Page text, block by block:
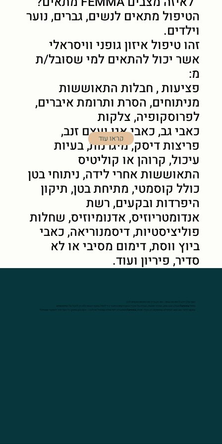
הטיפול מתאים לנשים, גברים, נוער
וילדים.
זהו טיפול איזון גופני וויסראלי
אשר יכול להתאים למי שסובל/ת
מ:
פציעות , חבלות התאוששות
מניתוחים, הסרת ותרומת איברים,
לפרוסקופיה, צלקות
כאבי גב, כאבי אגן ועצם זנב,
פריצות דיסק, מיגרנות, בעיות
עיכול, קרוהן או קוליטיס
התאוששות אחרי לידה, ניתוחי בטן
כולל קוסמטי, מתיחת בטן, תיקון
היפרדות ובקעים, רשת
אנדומטריוזיס, אדנומיוזיס, שחלות
פוליציסטיות, דיסמנוריאה, כאבי
ביוץ ווסת, דימום מסיבי או לא
סדיר, פיריון ועוד.
קראו עוד
הגוף שלך יודע לרפא את עצמו – הוא רק צריך את התנאים הנכונים לכך.
טיפולFemma משלב מגע עמוק, שחרור פאשיה, עבודה על איברי הבטן ורקמות החיבור כדי לטפל במקור הבעיה ולא רק להקל על הסימפטומים.
במקום לחזור שוב ושוב לטיפולים שמספקים רק הקלה זמנית,Femma מאפשרת ריפוי אמיתי שמתחיל מהליבה – כשהבטן במאזן, כל הגוף חוזר לתפקוד אופטימלי.